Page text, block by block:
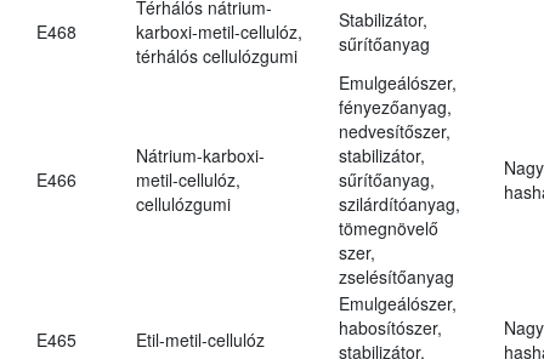
E468
Térhálós nátrium-
karboxi-metil-cellulóz,
térhálós cellulózgumi
Stabilizátor,
sűrítőanyag
E466
Nátrium-karboxi-
metil-cellulóz,
cellulózgumi
Emulgeálószer,
fényezőanyag,
nedvesítőszer,
stabilizátor,
sűrítőanyag,
szilárdítóanyag,
tömegnövelő
szer,
zselésítőanyag
E465 Etil-metil-cellulóz
Emulgeálószer,
habosítószer,
stabilizátor,